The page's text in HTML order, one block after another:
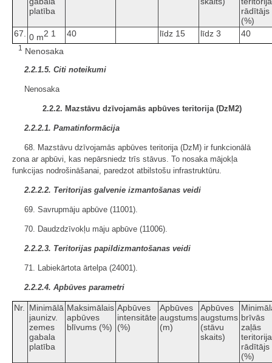
platība
rādītājs
(%)
67.
0 m2 1 40 līdz 15 līdz 3 40
1 Nenosaka
2.2.1.5. Citi noteikumi
Nenosaka
2.2.2. Mazstāvu dzīvojamās apbūves teritorija (DzM2)
2.2.2.1. Pamatinformācija
68. Mazstāvu dzīvojamās apbūves teritorija (DzM) ir funkcionālā
zona ar apbūvi, kas nepārsniedz trīs stāvus. To nosaka mājokļa
funkcijas nodrošināšanai, paredzot atbilstošu infrastruktūru.
2.2.2.2. Teritorijas galvenie izmantošanas veidi
69. Savrupmāju apbūve (11001).
70. Daudzdzīvokļu māju apbūve (11006).
2.2.2.3. Teritorijas papildizmantošanas veidi
71. Labiekārtota ārtelpa (24001).
2.2.2.4. Apbūves parametri
Nr.
Minimālā
jaunizv.
zemes
gabala
platība
Maksimālais
apbūves
blīvums (%)
Apbūves
intensitāte
(%)
Apbūves
augstums
(m)
Apbūves
augstums
(stāvu
skaits)
brīvās
zaļās
rādītājs
(%)